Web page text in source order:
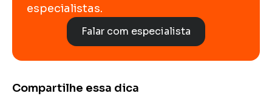
especialistas.
Falar com especialista
Compartilhe essa dica